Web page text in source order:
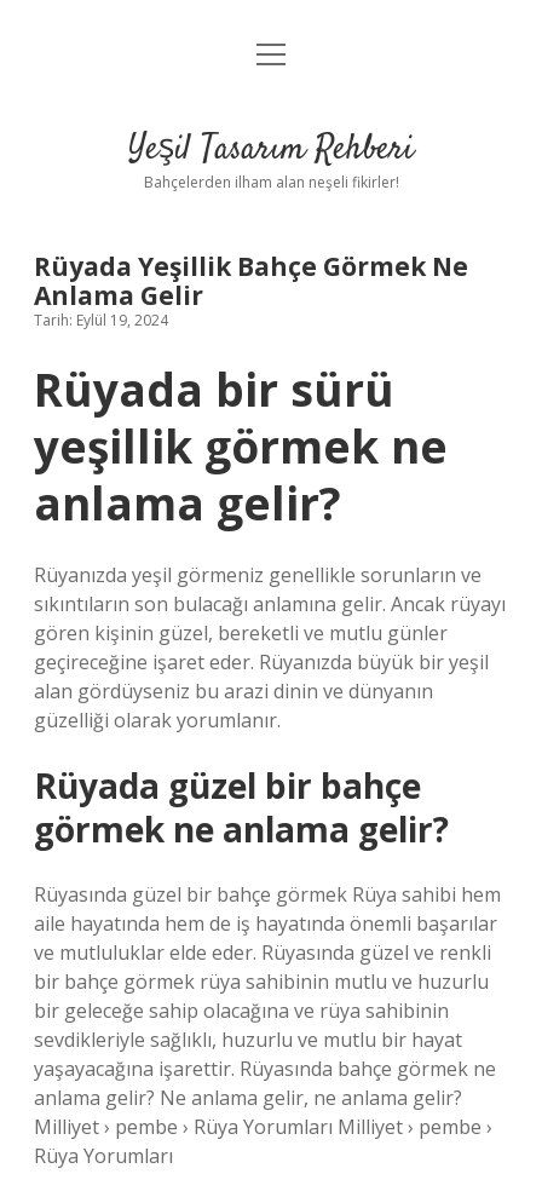
Anasayfa
Yasal Uyarı
menüyü
Yeşil Tasarım Rehberi
Bahçelerden ilham alan neşeli fikirler!
Rüyada Yeşillik Bahçe Görmek Ne
Anlama Gelir
Tarih: Eylül 19, 2024
Rüyada bir sürü
yeşillik görmek ne
anlama gelir?
Rüyanızda yeşil görmeniz genellikle sorunların ve
sıkıntıların son bulacağı anlamına gelir. Ancak rüyayı
gören kişinin güzel, bereketli ve mutlu günler
geçireceğine işaret eder. Rüyanızda büyük bir yeşil
alan gördüyseniz bu arazi dinin ve dünyanın
güzelliği olarak yorumlanır.
Rüyada güzel bir bahçe
görmek ne anlama gelir?
Rüyasında güzel bir bahçe görmek Rüya sahibi hem
aile hayatında hem de iş hayatında önemli başarılar
ve mutluluklar elde eder. Rüyasında güzel ve renkli
bir bahçe görmek rüya sahibinin mutlu ve huzurlu
bir geleceğe sahip olacağına ve rüya sahibinin
sevdikleriyle sağlıklı, huzurlu ve mutlu bir hayat
yaşayacağına işarettir. Rüyasında bahçe görmek ne
anlama gelir? Ne anlama gelir, ne anlama gelir?
Milliyet › pembe › Rüya Yorumları Milliyet › pembe ›
Rüya Yorumları